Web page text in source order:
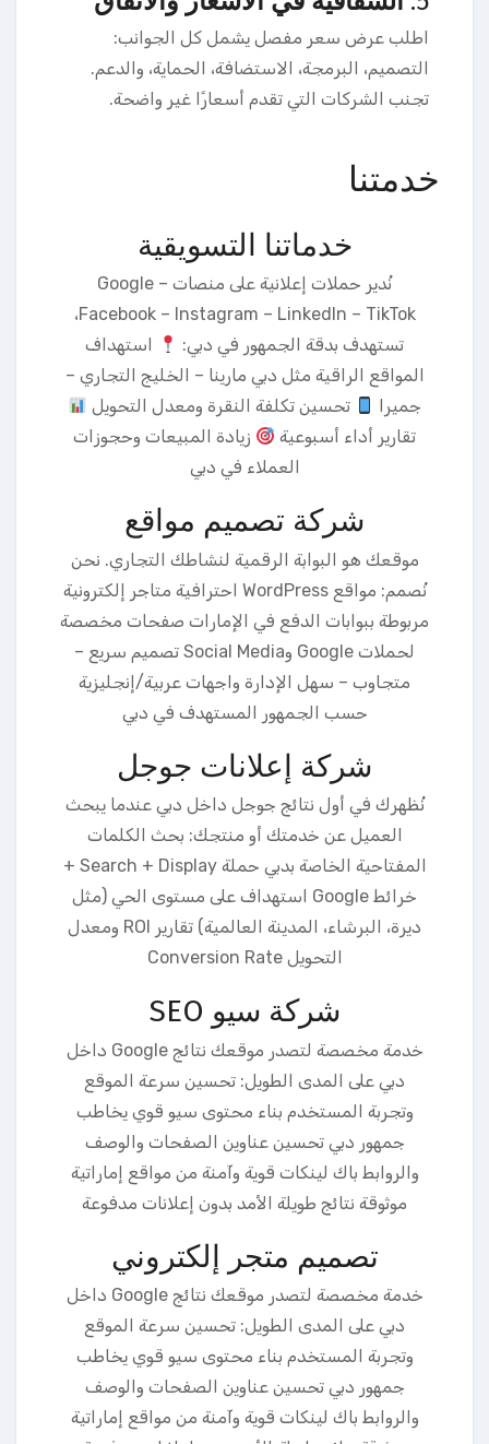
اطلب عرض سعر مفصل يشمل كل الجوانب:
التصميم، البرمجة، الاستضافة، الحماية، والدعم.
تجنب الشركات التي تقدم أسعارًا غير واضحة.
خدمتنا
خدماتنا التسويقية
نُدير حملات إعلانية على منصات Google –
Facebook – Instagram – LinkedIn – TikTok،
تستهدف بدقة الجمهور في دبي:
استهداف
المواقع الراقية مثل دبي مارينا – الخليج التجاري –
جميرا
تحسين تكلفة النقرة ومعدل التحويل
تقارير أداء أسبوعية
زيادة المبيعات وحجوزات
العملاء في دبي
شركة تصميم مواقع
موقعك هو البوابة الرقمية لنشاطك التجاري. نحن
نُصمم: مواقع WordPress احترافية متاجر إلكترونية
مربوطة ببوابات الدفع في الإمارات صفحات مخصصة
لحملات Google وSocial Media تصميم سريع –
متجاوب – سهل الإدارة واجهات عربية/إنجليزية
حسب الجمهور المستهدف في دبي
شركة إعلانات جوجل
نُظهرك في أول نتائج جوجل داخل دبي عندما يبحث
العميل عن خدمتك أو منتجك: بحث الكلمات
المفتاحية الخاصة بدبي حملة Search + Display +
خرائط Google استهداف على مستوى الحي (مثل
ديرة، البرشاء، المدينة العالمية) تقارير ROI ومعدل
التحويل Conversion Rate
شركة سيو SEO
خدمة مخصصة لتصدر موقعك نتائج Google داخل
دبي على المدى الطويل: تحسين سرعة الموقع
وتجربة المستخدم بناء محتوى سيو قوي يخاطب
جمهور دبي تحسين عناوين الصفحات والوصف
والروابط باك لينكات قوية وآمنة من مواقع إماراتية
موثوقة نتائج طويلة الأمد بدون إعلانات مدفوعة
تصميم متجر إلكتروني
خدمة مخصصة لتصدر موقعك نتائج Google داخل
دبي على المدى الطويل: تحسين سرعة الموقع
وتجربة المستخدم بناء محتوى سيو قوي يخاطب
جمهور دبي تحسين عناوين الصفحات والوصف
والروابط باك لينكات قوية وآمنة من مواقع إماراتية